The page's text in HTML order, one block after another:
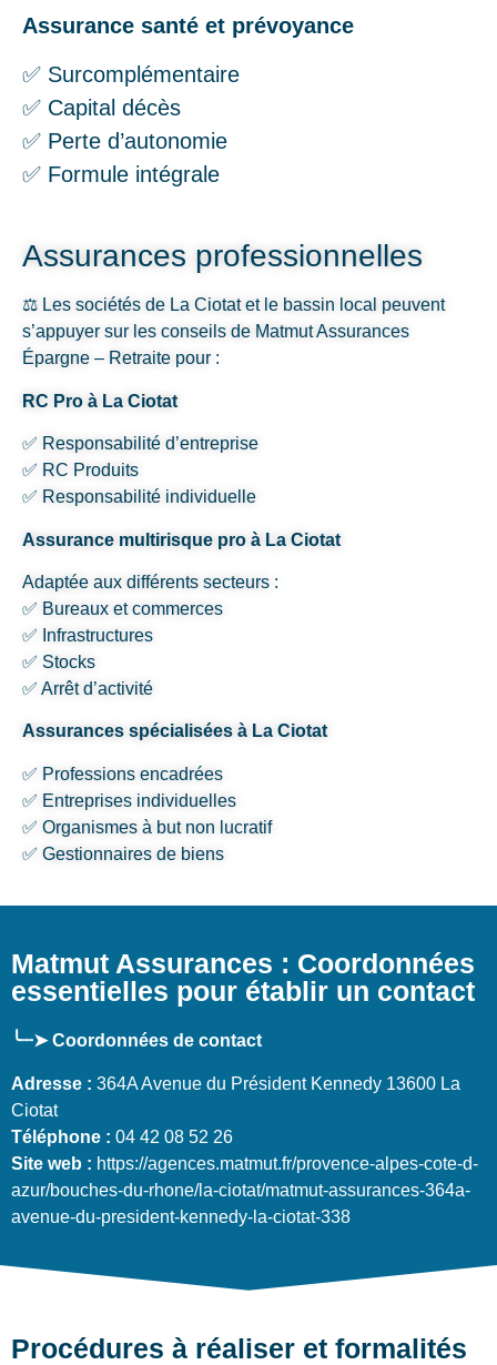
Assurance santé et prévoyance
✅ Surcomplémentaire
✅ Capital décès
✅ Perte d’autonomie
✅ Formule intégrale
Assurances professionnelles
⚖️ Les sociétés de La Ciotat et le bassin local peuvent
s’appuyer sur les conseils de Matmut Assurances
Épargne – Retraite pour :
RC Pro à La Ciotat
✅ Responsabilité d’entreprise
✅ RC Produits
✅ Responsabilité individuelle
Assurance multirisque pro à La Ciotat
Adaptée aux différents secteurs :
✅ Bureaux et commerces
✅ Infrastructures
✅ Stocks
✅ Arrêt d’activité
Assurances spécialisées à La Ciotat
✅ Professions encadrées
✅ Entreprises individuelles
✅ Organismes à but non lucratif
✅ Gestionnaires de biens
Matmut Assurances : Coordonnées
essentielles pour établir un contact
╰┈➤ Coordonnées de contact
Adresse : 364A Avenue du Président Kennedy 13600 La
Ciotat
Téléphone : 04 42 08 52 26
Site web : https://agences.matmut.fr/provence-alpes-cote-d-
azur/bouches-du-rhone/la-ciotat/matmut-assurances-364a-
avenue-du-president-kennedy-la-ciotat-338
Procédures à réaliser et formalités